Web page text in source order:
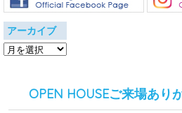
アーカイブ
ア
OPEN HOUSEご来場あり